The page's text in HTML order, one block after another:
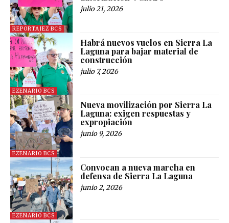
REPORTAJEZ BCS
julio 21, 2026
EZENARIO BCS
Habrá nuevos vuelos en Sierra La
Laguna para bajar material de
construcción
julio 7, 2026
EZENARIO BCS
Nueva movilización por Sierra La
Laguna: exigen respuestas y
expropiación
junio 9, 2026
EZENARIO BCS
Convocan a nueva marcha en
defensa de Sierra La Laguna
junio 2, 2026